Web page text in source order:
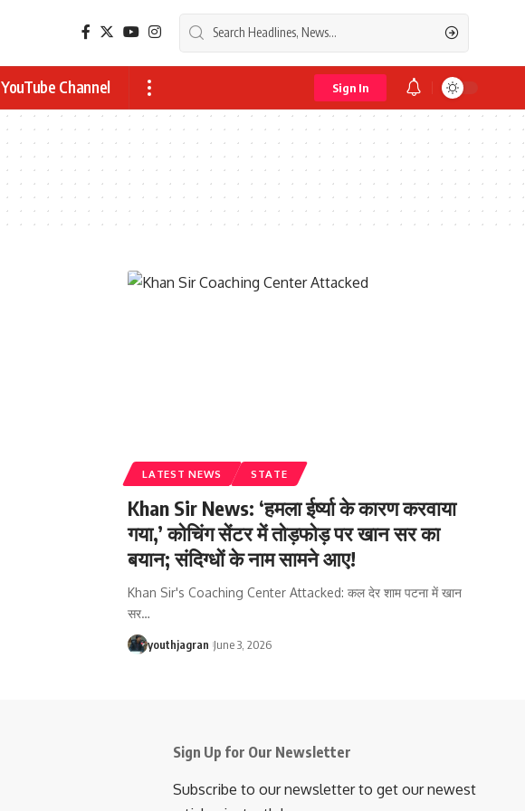
YouTube Channel Sign In
LATEST NEWS STATE
Khan Sir News: ‘हमला ईर्ष्या के कारण करवाया
गया,’ कोचिंग सेंटर में तोड़फोड़ पर खान सर का
बयान; संदिग्धों के नाम सामने आए!
Khan Sir's Coaching Center Attacked: कल देर शाम पटना में खान
सर…
youthjagran June 3, 2026
Sign Up for Our Newsletter
Subscribe to our newsletter to get our newest